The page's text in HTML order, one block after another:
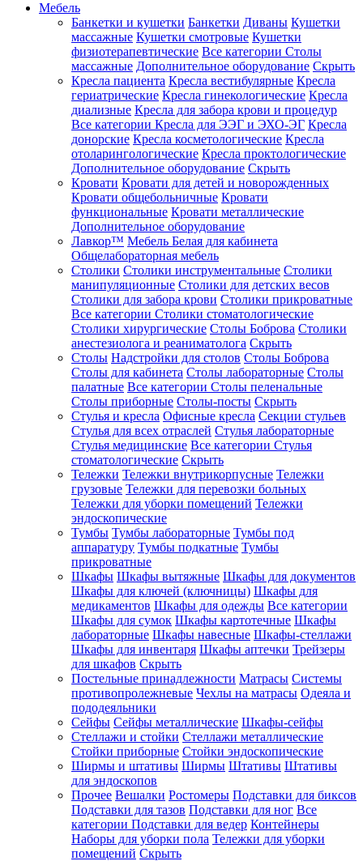
Мебель
Банкетки и кушетки Банкетки Диваны Кушетки
массажные Кушетки смотровые Кушетки
физиотерапевтические Все категории Столы
массажные Дополнительное оборудование Скрыть
Кресла пациента Кресла вестибулярные Кресла
гериатрические Кресла гинекологические Кресла
диализные Кресла для забора крови и процедур
Все категории Кресла для ЭЭГ и ЭХО-ЭГ Кресла
донорские Кресла косметологические Кресла
отоларингологические Кресла проктологические
Дополнительное оборудование Скрыть
Кровати Кровати для детей и новорожденных
Кровати общебольничные Кровати
функциональные Кровати металлические
Дополнительное оборудование
Лавкор™ Мебель Белая для кабинета
Общелабораторная мебель
Столики Столики инструментальные Столики
манипуляционные Столики для детских весов
Столики для забора крови Столики прикроватные
Все категории Столики стоматологические
Столики хирургические Столы Боброва Столики
анестезиолога и реаниматолога Скрыть
Столы Надстройки для столов Столы Боброва
Столы для кабинета Столы лабораторные Столы
палатные Все категории Столы пеленальные
Столы приборные Столы-посты Скрыть
Стулья и кресла Офисные кресла Секции стульев
Стулья для всех отраслей Стулья лабораторные
Стулья медицинские Все категории Стулья
стоматологические Скрыть
Тележки Тележки внутрикорпусные Тележки
грузовые Тележки для перевозки больных
Тележки для уборки помещений Тележки
эндоскопические
Тумбы Тумбы лабораторные Тумбы под
аппаратуру Тумбы подкатные Тумбы
прикроватные
Шкафы Шкафы вытяжные Шкафы для документов
Шкафы для ключей (ключницы) Шкафы для
медикаментов Шкафы для одежды Все категории
Шкафы для сумок Шкафы картотечные Шкафы
лабораторные Шкафы навесные Шкафы-стеллажи
Шкафы для инвентаря Шкафы аптечки Трейзеры
для шкафов Скрыть
Постельные принадлежности Матрасы Системы
противопролежневые Чехлы на матрасы Одеяла и
пододеяльники
Сейфы Сейфы металлические Шкафы-сейфы
Стеллажи и стойки Стеллажи металлические
Стойки приборные Стойки эндоскопические
Ширмы и штативы Ширмы Штативы Штативы
для эндоскопов
Прочее Вешалки Ростомеры Подставки для биксов
Подставки для тазов Подставки для ног Все
категории Подставки для ведер Контейнеры
Наборы для уборки пола Тележки для уборки
помещений Скрыть